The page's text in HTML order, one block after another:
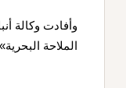
وأفادت وكالة
الملاحة